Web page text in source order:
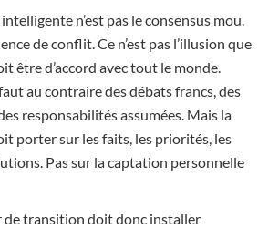
n’est pas le consensus mou.
de conflit. Ce n’est pas l’illusion que
être d’accord avec tout le monde.
au contraire des débats francs, des
responsabilités assumées. Mais la
porter sur les faits, les priorités, les
Pas sur la captation personnelle
de transition doit donc installer